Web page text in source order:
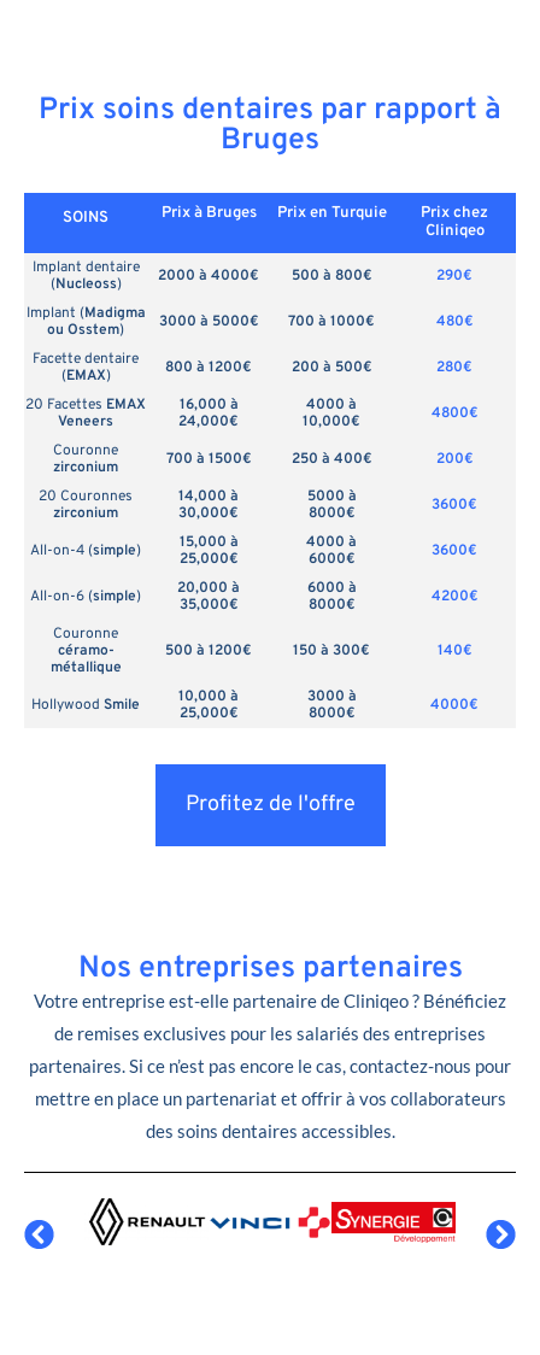
Prix soins dentaires par rapport à
Bruges
SOINS Prix à Bruges Prix en Turquie
Prix chez
Cliniqeo
Implant dentaire
(Nucleoss) 2000 à 4000€ 500 à 800€
290€
Implant (Madigma
ou Osstem) 3000 à 5000€ 700 à 1000€
480€
Facette dentaire
(EMAX) 800 à 1200€ 200 à 500€
280€
20 Facettes EMAX
Veneers
16,000 à
24,000€
4000 à
10,000€
4800€
Couronne
zirconium
700 à 1500€ 250 à 400€
200€
20 Couronnes
zirconium
14,000 à
30,000€
5000 à
8000€
3600€
All-on-4 (simple)
15,000 à
25,000€
4000 à
6000€
3600€
All-on-6 (simple)
20,000 à
35,000€
6000 à
8000€
4200€
Couronne
céramo-
métallique
500 à 1200€ 150 à 300€ 140€
Hollywood Smile
10,000 à
25,000€
3000 à
8000€
4000€
Profitez de l'offre
Nos entreprises partenaires
Votre entreprise est-elle partenaire de Cliniqeo ? Bénéficiez
de remises exclusives pour les salariés des entreprises
partenaires. Si ce n’est pas encore le cas, contactez-nous pour
mettre en place un partenariat et offrir à vos collaborateurs
des soins dentaires accessibles.